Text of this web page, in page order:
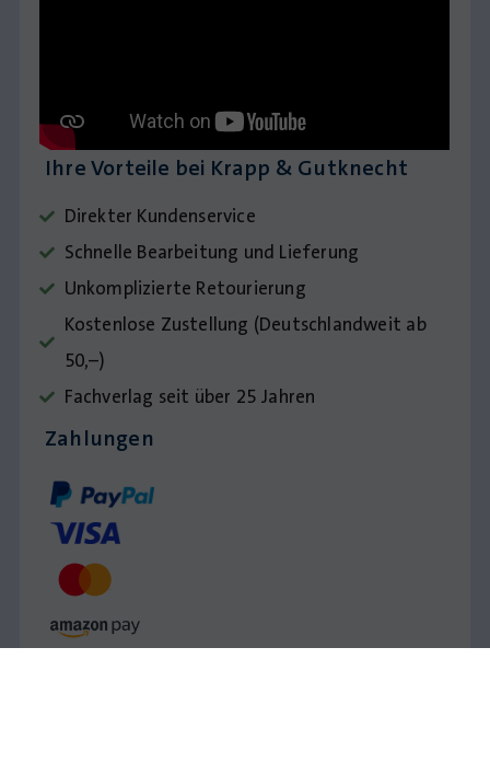
Ihre Vorteile bei Krapp & Gutknecht
Direkter Kundenservice
Schnelle Bearbeitung und Lieferung
Unkomplizierte Retourierung
Kostenlose Zustellung (Deutschlandweit ab
50,–)
Fachverlag seit über 25 Jahren
Zahlungen